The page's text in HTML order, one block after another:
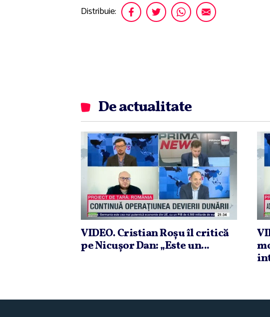
Distribuie:
De actualitate
VIDEO. Cristian Roşu îl critică
pe Nicuşor Dan: „Este un...